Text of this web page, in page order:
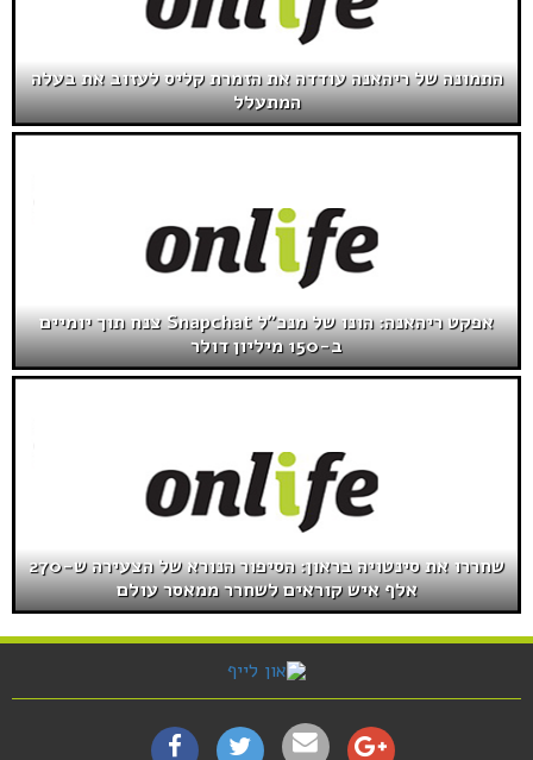
התמונה של ריהאנה עודדה את הזמרת קליס לעזוב את בעלה
המתעלל
אפקט ריהאנה: הונו של מנכ"ל Snapchat צנח תוך יומיים
ב-150 מיליון דולר
שחררו את סינטויה בראון: הסיפור הנורא של הצעירה ש-270
אלף איש קוראים לשחרר ממאסר עולם